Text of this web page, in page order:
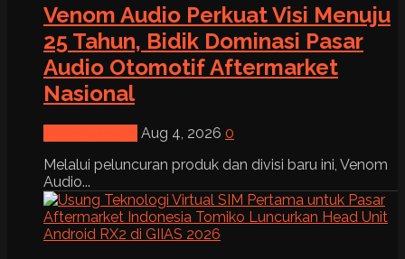
Venom Audio Perkuat Visi Menuju
25 Tahun, Bidik Dominasi Pasar
Audio Otomotif Aftermarket
Nasional
Aug 4, 2026 0
Melalui peluncuran produk dan divisi baru ini, Venom
Audio...